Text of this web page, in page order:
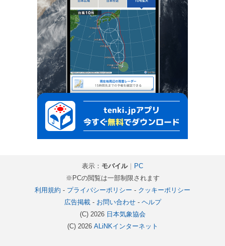
表示： モバイル｜ PC
※PCの閲覧は一部制限されます
利用規約 - プライバシーポリシー - クッキーポリシー
広告掲載- お問い合わせ- ヘルプ
(C) 2026 日本気象協会
(C) 2026 ALiNKインターネット